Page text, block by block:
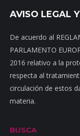
AVISO LEGAL
De acuerdo al
PARLAMENTO
2016 relativo a la
respecta al
circulación de estos
materia.
BUSCA